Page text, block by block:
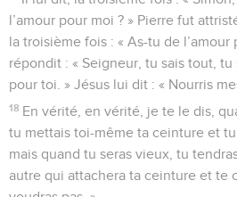
l’amour pour moi ? » Pierre fut
la troisième fois : « As-tu de l’amour
répondit : « Seigneur, tu sais tout, tu
pour toi. » Jésus lui dit : « Nourris
18 En vérité, en vérité, je te le dis,
tu mettais toi-même ta ceinture et
mais quand tu seras vieux, tu
autre qui attachera ta ceinture et te